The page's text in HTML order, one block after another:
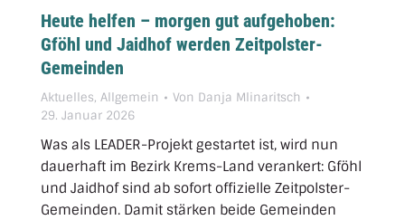
Heute helfen – morgen gut aufgehoben:
Gföhl und Jaidhof werden Zeitpolster-
Gemeinden
Aktuelles, Allgemein Von Danja Mlinaritsch
29. Januar 2026
Was als LEADER-Projekt gestartet ist, wird nun
dauerhaft im Bezirk Krems-Land verankert: Gföhl
und Jaidhof sind ab sofort offizielle Zeitpolster-
Gemeinden. Damit stärken beide Gemeinden